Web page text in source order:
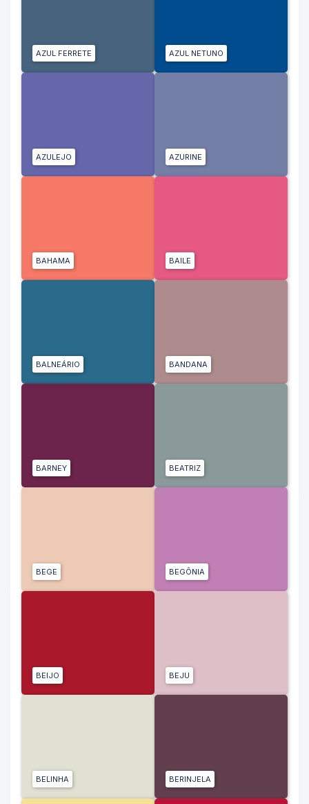
AZUL FERRETE AZUL NETUNO
AZULEJO AZURINE
BAHAMA BAILE
BALNEÁRIO BANDANA
BARNEY BEATRIZ
BEGE BEGÔNIA
BEIJO BEJU
BELINHA BERINJELA